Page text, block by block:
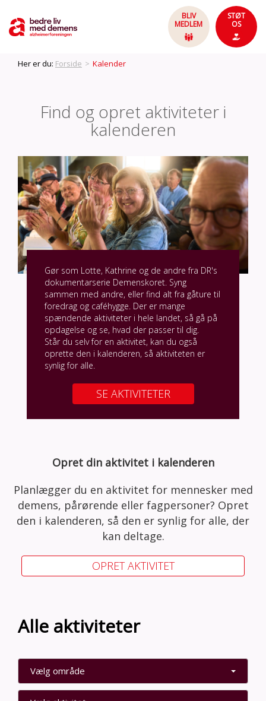
BLIV
MEDLEM
STØT
OS
Her er du: Forside > Kalender
Find og opret aktiviteter i
kalenderen
Gør som Lotte, Kathrine og de andre fra DR's
dokumentarserie Demenskoret. Syng
sammen med andre, eller find alt fra gåture til
foredrag og caféhygge. Der er mange
spændende aktiviteter i hele landet, så gå på
opdagelse og se, hvad der passer til dig.
Står du selv for en aktivitet, kan du også
oprette den i kalenderen, så aktiviteten er
synlig for alle.
SE AKTIVITETER
Opret din aktivitet i kalenderen
Planlægger du en aktivitet for mennesker med
demens, pårørende eller fagpersoner? Opret
den i kalenderen, så den er synlig for alle, der
kan deltage.
OPRET AKTIVITET
Alle aktiviteter
Vælg område